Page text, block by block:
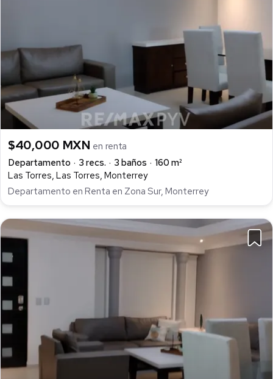
$40,000 MXN en renta
Departamento
3 recs. 3 baños
160 m²
Las Torres, Las Torres, Monterrey
Departamento en Renta en Zona Sur, Monterrey